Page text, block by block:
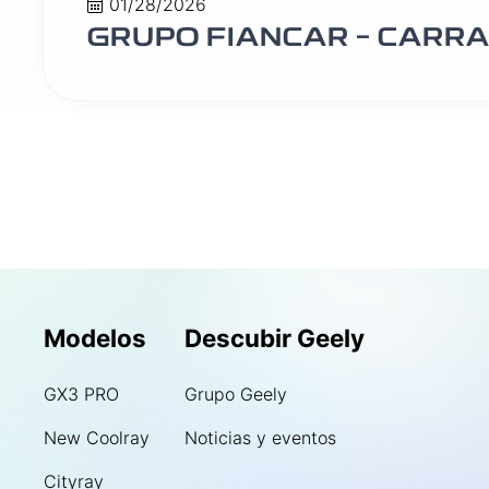
01/28/2026
GRUPO FIANCAR –
Modelos
GX3 PRO
New Coolray
Cityray
Descubir Geely
Grupo Geely
Noticias y eventos